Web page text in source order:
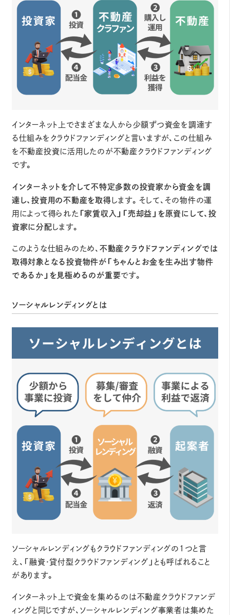
インターネット上でさまざまな人から少額ずつ資金を調達す
る仕組みをクラウドファンディングと言いますが、この仕組み
を不動産投資に活用したのが不動産クラウドファンディング
です。
インターネットを介して不特定多数の投資家から資金を調
達し、投資用の不動産を取得します。そして、その物件の運
用によって得られた 「家賃収入」「売却益」を原資にして、投
資家に分配 します。
このような仕組みのため、 不動産クラウドファンディングでは
取得対象となる投資物件が「ちゃんとお金を生み出す物件
であるか」を見極めるのが重要です。
ソーシャルレンディングとは
ソーシャルレンディングもクラウドファンディングの1つと言
え、「融資・貸付型クラウドファンディング」とも呼ばれること
があります。
インターネット上で資金を集めるのは不動産クラウドファンデ
ィングと同じですが、ソーシャルレンディング事業者は集めた